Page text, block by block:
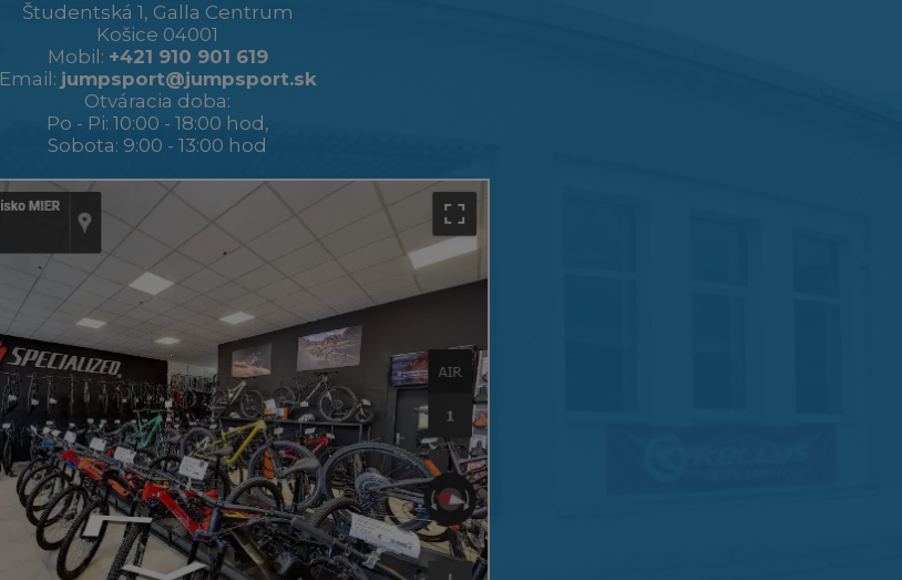
Študentská 1, Galla Centrum
Košice 04001
Mobil: +421 910 901 619
Email: jumpsport@jumpsport.sk
Otváracia doba:
Po - Pi: 10:00 - 18:00 hod,
Sobota: 9:00 - 13:00 hod